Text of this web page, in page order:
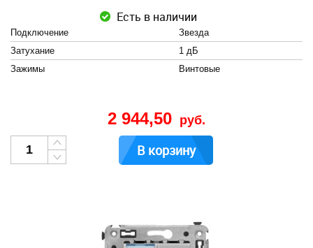
Есть в наличии
Подключение
Звезда
Затухание
1 дБ
Зажимы
Винтовые
2 944,50 руб.
В корзину